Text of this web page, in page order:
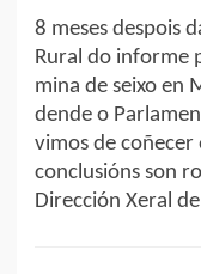
8 meses despois
Rural do informe
mina de seixo en
dende o
vimos de
conclusións son
Dirección Xeral